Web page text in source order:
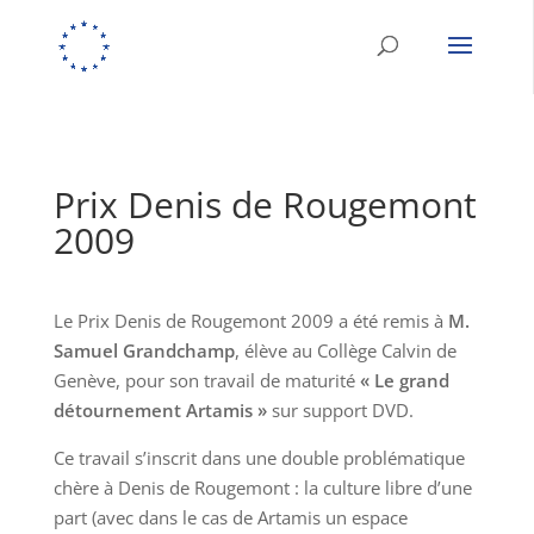
Prix Denis de Rougemont
2009
Le Prix Denis de Rougemont 2009 a été remis à M.
Samuel Grandchamp, élève au Collège Calvin de
Genève, pour son travail de maturité « Le grand
détournement Artamis »sur support DVD.
Ce travail s’inscrit dans une double problématique
chère à Denis de Rougemont : la culture libre d’une
part (avec dans le cas de Artamis un espace